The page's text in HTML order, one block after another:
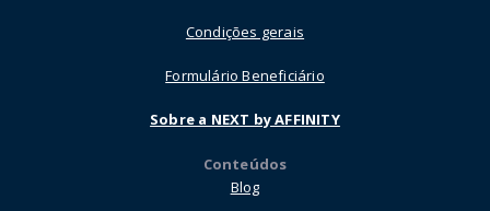
Condições gerais
Formulário Beneficiário
Sobre a NEXT by AFFINITY
Conteúdos
Blog